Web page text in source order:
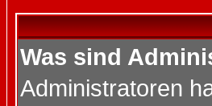
Was sind
Administratoren